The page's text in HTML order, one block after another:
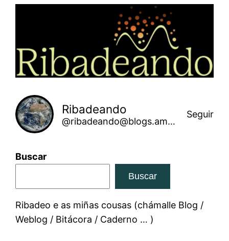
Ribadeando
@ribadeando@blogs.amarinha.gal
Seguir
Buscar
Buscar
Ribadeo e as miñas cousas (chámalle Blog /
Weblog / Bitácora / Caderno … )